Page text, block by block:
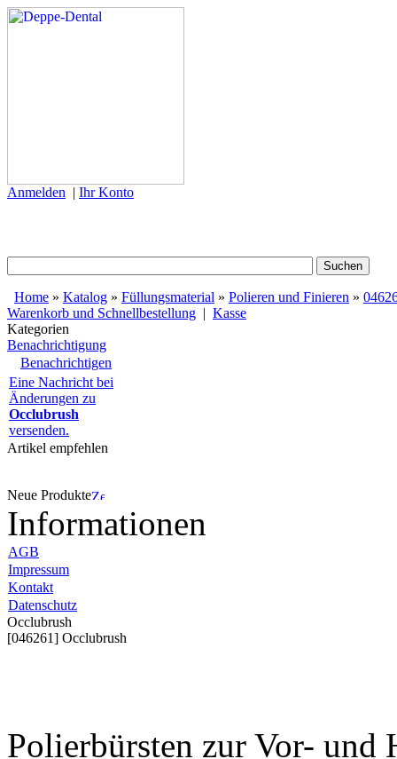
Anmelden | Ihr Konto
Home » Katalog » Füllungsmaterial » Polieren und Finieren »
Warenkorb und Schnellbestellung | Kasse
Kategorien
Benachrichtigung
Benachrichtigen
Eine Nachricht bei
Änderungen zu
Occlubrush
versenden.
Artikel empfehlen
Neue Produkte
Informationen
AGB
Impressum
Kontakt
Datenschutz
Occlubrush
[046261] Occlubrush
Polierbürsten zur Vor- und